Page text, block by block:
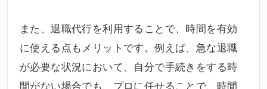
また、退職代行を利用することで、時間を有効
に使える点もメリットです。例えば、急な退職
が必要な状況において、自分で手続きをする時
間がない場合でも、プロに任せることで、時間